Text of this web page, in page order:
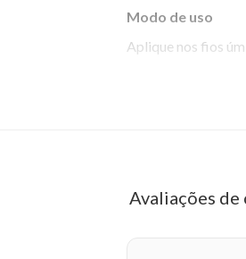
Modo de uso
Aplique nos fios
Avaliações